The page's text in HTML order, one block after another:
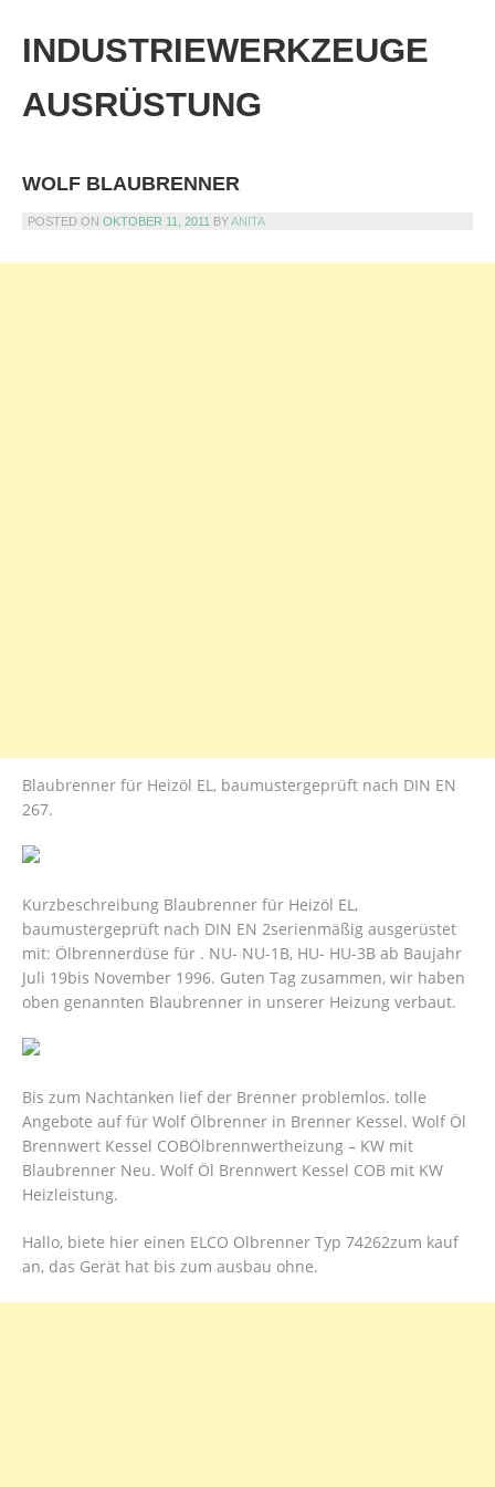
content
INDUSTRIEWERKZEUGE
AUSRÜSTUNG
WOLF BLAUBRENNER
POSTED ON OKTOBER 11, 2011 BYANITA
Blaubrenner für Heizöl EL, baumustergeprüft nach DIN EN
267.
Kurzbeschreibung Blaubrenner für Heizöl EL,
baumustergeprüft nach DIN EN 2serienmäßig ausgerüstet
mit: Ölbrennerdüse für . NU- NU-1B, HU- HU-3B ab Baujahr
Juli 19bis November 1996. Guten Tag zusammen, wir haben
oben genannten Blaubrenner in unserer Heizung verbaut.
Bis zum Nachtanken lief der Brenner problemlos. tolle
Angebote auf für Wolf Ölbrenner in Brenner Kessel. Wolf Öl
Brennwert Kessel COBÖlbrennwertheizung – KW mit
Blaubrenner Neu. Wolf Öl Brennwert Kessel COB mit KW
Heizleistung.
Hallo, biete hier einen ELCO Olbrenner Typ 74262zum kauf
an, das Gerät hat bis zum ausbau ohne.